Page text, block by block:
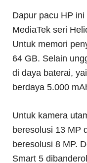
Dapur pacu HP
MediaTek seri
Untuk memori
64 GB. Selain
di daya baterai,
berdaya 5.000
Untuk kamera
beresolusi 13 MP
beresolusi 8 MP.
Smart 5